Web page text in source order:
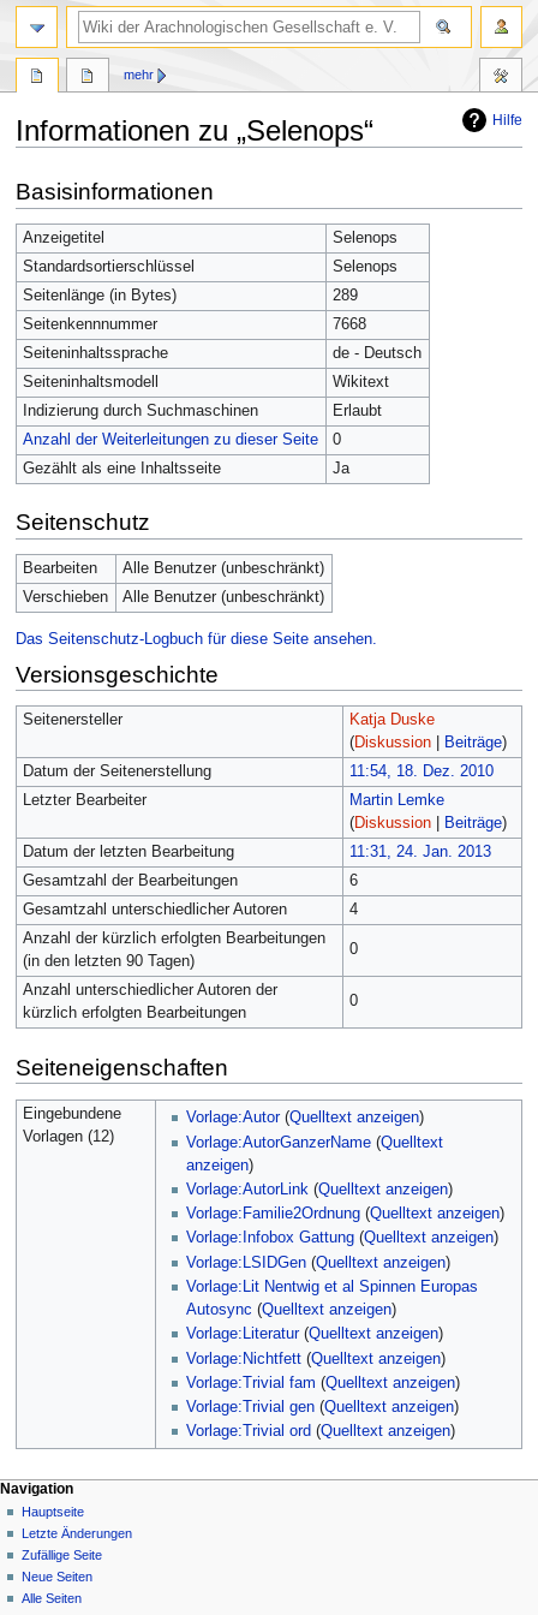
Hilfe
Informationen zu „Selenops“
Navigation
springen
Suche
springen
Basisinformationen
Anzeigetitel
Selenops
Standardsortierschlüssel
Selenops
Seitenlänge (in Bytes)
289
Seitenkennnummer
7668
Seiteninhaltssprache
de - Deutsch
Seiteninhaltsmodell
Wikitext
Indizierung durch Suchmaschinen
Erlaubt
Anzahl der Weiterleitungen zu dieser Seite
0
Gezählt als eine Inhaltsseite
Ja
Seitenschutz
Bearbeiten
Alle Benutzer (unbeschränkt)
Verschieben
Alle Benutzer (unbeschränkt)
Das Seitenschutz-Logbuch für diese Seite ansehen.
Versionsgeschichte
Seitenersteller
Katja Duske
(Diskussion| Beiträge)
Datum der Seitenerstellung
11:54, 18. Dez. 2010
Letzter Bearbeiter
Martin Lemke
(Diskussion| Beiträge)
Datum der letzten Bearbeitung
11:31, 24. Jan. 2013
Gesamtzahl der Bearbeitungen
6
Gesamtzahl unterschiedlicher Autoren
4
Anzahl der kürzlich erfolgten Bearbeitungen
(in den letzten 90 Tagen)
0
Anzahl unterschiedlicher Autoren der
kürzlich erfolgten Bearbeitungen
0
Seiteneigenschaften
Eingebundene
Vorlagen (12)
Vorlage:Autor(Quelltext anzeigen)
Vorlage:AutorGanzerName (Quelltext
anzeigen)
Vorlage:AutorLink (Quelltext anzeigen)
Vorlage:Familie2Ordnung (Quelltext anzeigen)
Vorlage:Infobox Gattung (Quelltext anzeigen)
Vorlage:LSIDGen (Quelltext anzeigen)
Vorlage:Lit Nentwig et al Spinnen Europas
Autosync (Quelltext anzeigen)
Vorlage:Literatur(Quelltext anzeigen)
Vorlage:Nichtfett (Quelltext anzeigen)
Vorlage:Trivial fam (Quelltext anzeigen)
Vorlage:Trivial gen (Quelltext anzeigen)
Vorlage:Trivial ord (Quelltext anzeigen)
mehr
Navigation
Hauptseite
Letzte Änderungen
Zufällige Seite
Neue Seiten
Alle Seiten